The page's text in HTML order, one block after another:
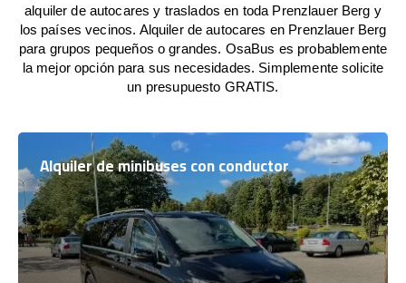
alquiler de autocares y traslados en toda Prenzlauer Berg y
los países vecinos. Alquiler de autocares en Prenzlauer Berg
para grupos pequeños o grandes. OsaBus es probablemente
la mejor opción para sus necesidades. Simplemente solicite
un presupuesto GRATIS.
Alquiler de minibuses con conductor